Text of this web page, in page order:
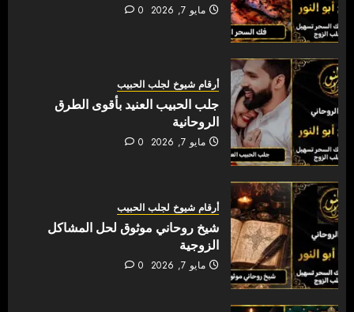
مايو 7, 2026 0
أرقام شيوخ لجلب الحبيب
جلب الحبيب العنيد بأقوى الطرق
الروحانية
مايو 7, 2026 0
أرقام شيوخ لجلب الحبيب
شيخ روحاني موثوق لحل المشاكل
الزوجية
مايو 7, 2026 0